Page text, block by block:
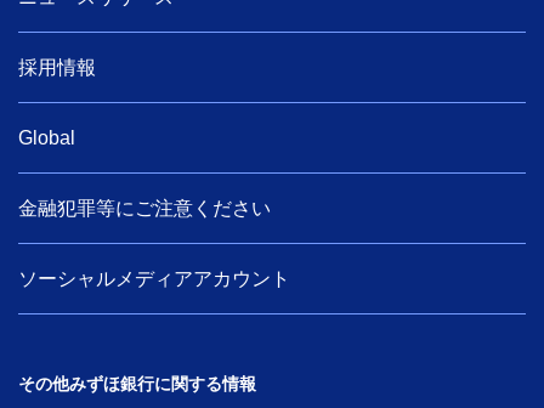
採用情報
Global
金融犯罪等にご注意ください
ソーシャルメディアアカウント
その他みずほ銀行に関する情報